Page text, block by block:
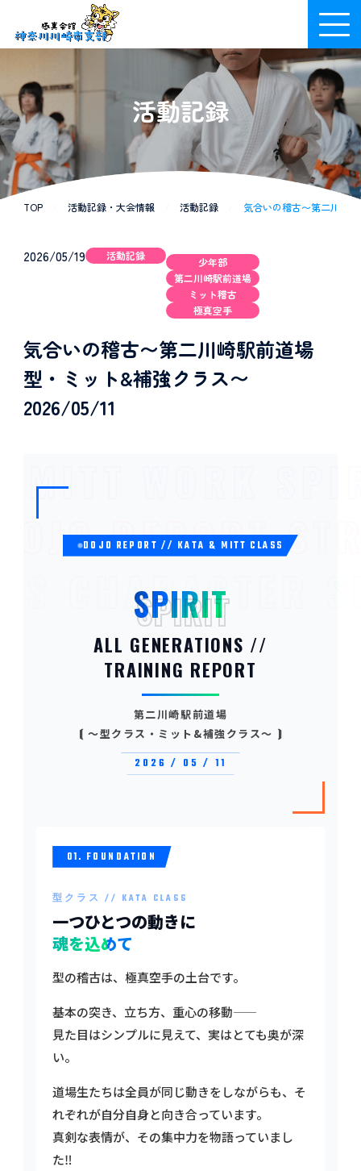
活動記録
TOP 活動記録・大会情報 活動記録 気合いの稽古〜第二川崎
2026/05/19 活動記録
少年部
第二川崎駅前道場
ミット稽古
極真空手
気合いの稽古〜第二川崎駅前道場
型・ミット&補強クラス〜
2026/05/11
WORK
REPORT
CHARACTER
DOJO REPORT // KATA & MITT CLASS
SPIRIT
SPIRIT
ALL GENERATIONS //
TRAINING REPORT
第二川崎駅前道場
⟬ 〜型クラス・ミット&補強クラス〜 ⟭
2026 / 05 / 11
01. FOUNDATION
型クラス // KATA CLASS
一つひとつの動きに
魂を込めて
型の稽古は、極真空手の土台です。
基本の突き、立ち方、重心の移動——
見た目はシンプルに見えて、実はとても奥が深
い。
道場生たちは全員が同じ動きをしながらも、そ
れぞれが自分自身と向き合っています。
真剣な表情が、その集中力を物語っていまし
た‼️